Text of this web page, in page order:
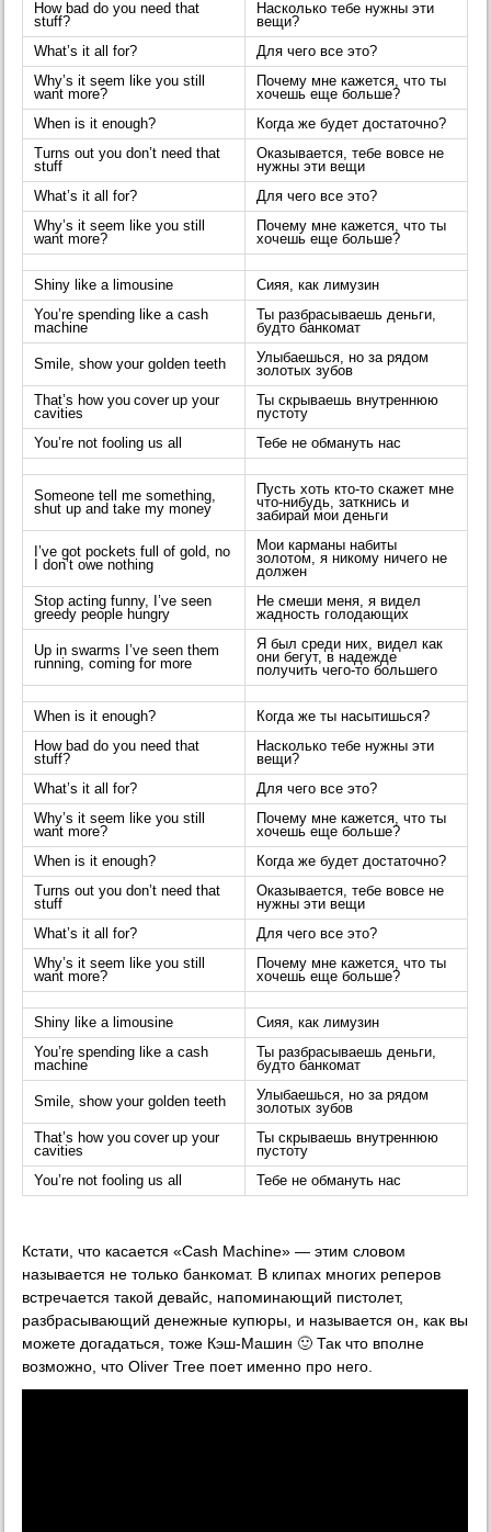
How bad do you need that
stuff?
Насколько тебе нужны эти
вещи?
What’s it all for?
Для чего все это?
Why’s it seem like you still
want more?
Почему мне кажется, что ты
хочешь еще больше?
When is it enough?
Когда же будет достаточно?
Turns out you don’t need that
stuff
Оказывается, тебе вовсе не
нужны эти вещи
What’s it all for?
Для чего все это?
Why’s it seem like you still
want more?
Почему мне кажется, что ты
хочешь еще больше?
Shiny like a limousine
Сияя, как лимузин
You’re spending like a cash
machine
Ты разбрасываешь деньги,
будто банкомат
Smile, show your golden teeth
Улыбаешься, но за рядом
золотых зубов
That’s how you cover up your
cavities
Ты скрываешь внутреннюю
пустоту
You’re not fooling us all
Тебе не обмануть нас
Someone tell me something,
shut up and take my money
Пусть хоть кто-то скажет мне
что-нибудь, заткнись и
забирай мои деньги
I’ve got pockets full of gold, no
I don’t owe nothing
Мои карманы набиты
золотом, я никому ничего не
должен
Stop acting funny, I’ve seen
greedy people hungry
Не смеши меня, я видел
жадность голодающих
Up in swarms I’ve seen them
running, coming for more
Я был среди них, видел как
они бегут, в надежде
получить чего-то большего
When is it enough?
Когда же ты насытишься?
How bad do you need that
stuff?
Насколько тебе нужны эти
вещи?
What’s it all for?
Для чего все это?
Why’s it seem like you still
want more?
Почему мне кажется, что ты
хочешь еще больше?
When is it enough?
Когда же будет достаточно?
Turns out you don’t need that
stuff
Оказывается, тебе вовсе не
нужны эти вещи
What’s it all for?
Для чего все это?
Why’s it seem like you still
want more?
Почему мне кажется, что ты
хочешь еще больше?
Shiny like a limousine
Сияя, как лимузин
You’re spending like a cash
machine
Ты разбрасываешь деньги,
будто банкомат
Smile, show your golden teeth
Улыбаешься, но за рядом
золотых зубов
That’s how you cover up your
cavities
Ты скрываешь внутреннюю
пустоту
You’re not fooling us all
Тебе не обмануть нас
Кстати, что касается «Cash Machine» — этим словом
называется не только банкомат. В клипах многих реперов
встречается такой девайс, напоминающий пистолет,
разбрасывающий денежные купюры, и называется он, как вы
можете догадаться, тоже Кэш-Машин 🙂 Так что вполне
возможно, что Oliver Tree поет именно про него.